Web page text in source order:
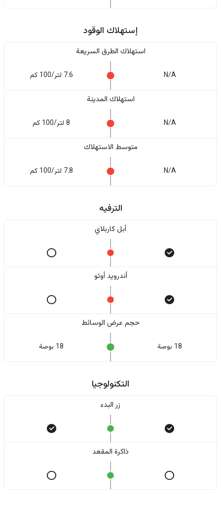
إستهلاك الوقود
استهلاك الطرق السريعة
N/A 7.6 لتر/100 كم
استهلاك المدينة
N/A 8 لتر/100 كم
متوسط الاستهلاك
N/A 7.8 لتر/100 كم
الترفيه
أبل كاربلاي
أندرويد أوتو
حجم عرض الوسائط
18 بوصة 18 بوصة
التكنولوجيا
زر البدء
ذاكرة المقعد